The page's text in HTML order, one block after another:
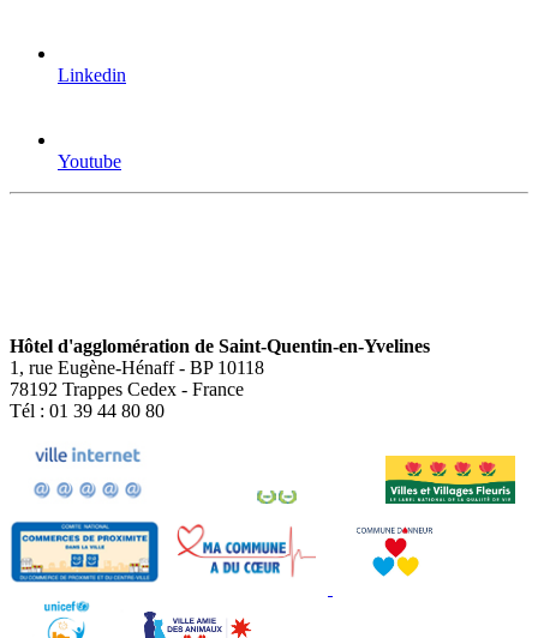
Linkedin
Youtube
Hôtel d'agglomération de Saint-Quentin-en-Yvelines
1, rue Eugène-Hénaff - BP 10118
78192 Trappes Cedex - France
Tél : 01 39 44 80 80